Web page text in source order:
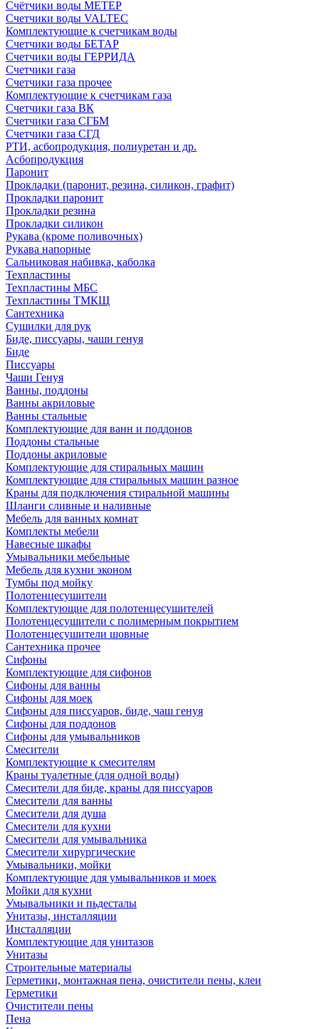
Счётчики воды МЕТЕР
Счетчики воды VALTEC
Комплектующие к счетчикам воды
Счетчики воды БЕТАР
Счетчики воды ГЕРРИДА
Счетчики газа
Счетчики газа прочее
Комплектующие к счетчикам газа
Счетчики газа ВК
Счетчики газа СГБМ
Счетчики газа СГД
РТИ, асбопродукция, полиуретан и др.
Асбопродукция
Паронит
Прокладки (паронит, резина, силикон, графит)
Прокладки паронит
Прокладки резина
Прокладки силикон
Рукава (кроме поливочных)
Рукава напорные
Сальниковая набивка, каболка
Техпластины
Техпластины МБС
Техпластины ТМКЩ
Сантехника
Сушилки для рук
Биде, писсуары, чаши генуя
Биде
Писсуары
Чаши Генуя
Ванны, поддоны
Ванны акриловые
Ванны стальные
Комплектующие для ванн и поддонов
Поддоны стальные
Поддоны акриловые
Комплектующие для стиральных машин
Комплектующие для стиральных машин разное
Краны для подключения стиральной машины
Шланги сливные и наливные
Мебель для ванных комнат
Комплекты мебели
Навесные шкафы
Умывальники мебельные
Мебель для кухни эконом
Тумбы под мойку
Полотенцесушители
Комплектующие для полотенцесушителей
Полотенцесушители с полимерным покрытием
Полотенцесушители шовные
Сантехника прочее
Сифоны
Комплектующие для сифонов
Сифоны для ванны
Сифоны для моек
Сифоны для писсуаров, биде, чаш генуя
Сифоны для поддонов
Сифоны для умывальников
Смесители
Комплектующие к смесителям
Краны туалетные (для одной воды)
Смесители для биде, краны для писсуаров
Смесители для ванны
Смесители для душа
Смесители для кухни
Смесители для умывальника
Смесители хирургические
Умывальники, мойки
Комплектующие для умывальников и моек
Мойки для кухни
Умывальники и пьдесталы
Унитазы, инсталляции
Инсталляции
Комплектующие для унитазов
Унитазы
Строительные материалы
Герметики, монтажная пена, очистители пены, клеи
Герметики
Очистители пены
Пена